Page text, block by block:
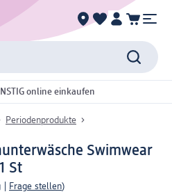
online einkaufen
Periodenprodukte
Swimwear
St
Frage stellen)